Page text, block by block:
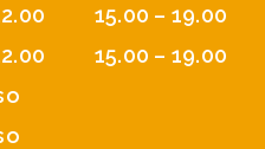
15.00 – 19.00
15.00 – 19.00